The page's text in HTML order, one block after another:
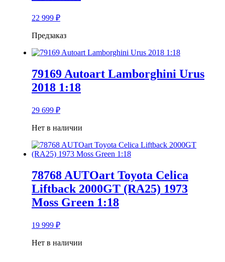
22 999 ₽
Предзаказ
79169 Autoart Lamborghini Urus
2018 1:18
29 699 ₽
Нет в наличии
78768 AUTOart Toyota Celica
Liftback 2000GT (RA25) 1973
Moss Green 1:18
19 999 ₽
Нет в наличии